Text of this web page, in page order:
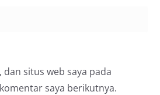
dan situs web saya pada
saya berikutnya.